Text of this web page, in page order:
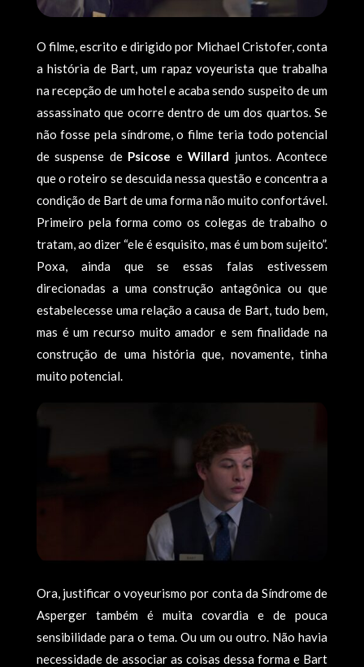
O filme, escrito e dirigido por Michael Cristofer, conta
a história de Bart, um rapaz voyeurista que trabalha
na recepção de um hotel e acaba sendo suspeito de um
assassinato que ocorre dentro de um dos quartos. Se
não fosse pela síndrome, o filme teria todo potencial
de suspense de Psicose eWillard juntos. Acontece
que o roteiro se descuida nessa questão e concentra a
condição de Bart de uma forma não muito confortável.
Primeiro pela forma como os colegas de trabalho o
tratam, ao dizer “ele é esquisito, mas é um bom sujeito”.
Poxa, ainda que se essas falas estivessem
direcionadas a uma construção antagônica ou que
estabelecesse uma relação a causa de Bart, tudo bem,
mas é um recurso muito amador e sem finalidade na
construção de uma história que, novamente, tinha
muito potencial.
Ora, justificar o voyeurismo por conta da Síndrome de
Asperger também é muita covardia e de pouca
sensibilidade para o tema. Ou um ou outro. Não havia
necessidade de associar as coisas dessa forma e Bart